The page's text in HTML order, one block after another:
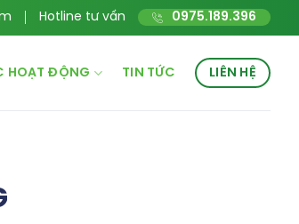
Hotline tư vấn 0975.189.396
HOẠT ĐỘNG TIN TỨC LIÊN HỆ